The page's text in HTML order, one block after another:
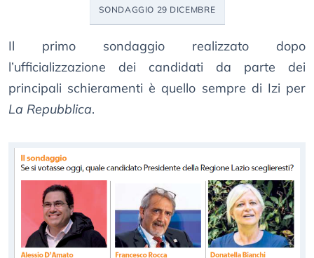
SONDAGGIO 29 DICEMBRE
Il primo sondaggio realizzato dopo
l’ufficializzazione dei candidati da parte dei
principali schieramenti è quello sempre di Izi per
La Repubblica.